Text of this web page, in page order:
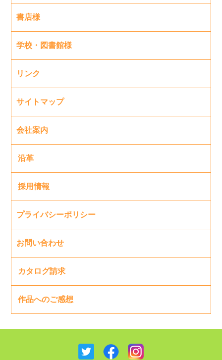
書店様
学校・図書館様
リンク
サイトマップ
会社案内
沿革
採用情報
プライバシーポリシー
お問い合わせ
カタログ請求
作品へのご感想